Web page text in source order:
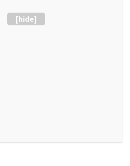
[hide]